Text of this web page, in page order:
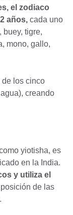
el zodiaco
años, cada uno
buey, tigre,
mono, gallo,
los cinco
creando
yiotisha, es
en la India.
y utiliza el
de las